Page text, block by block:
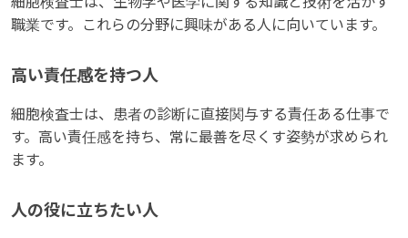
職業です。これらの分野に興味がある人に向いています。
高い責任感を持つ人
細胞検査士は、患者の診断に直接関与する責任ある仕事で
す。高い責任感を持ち、常に最善を尽くす姿勢が求められ
ます。
人の役に立ちたい人